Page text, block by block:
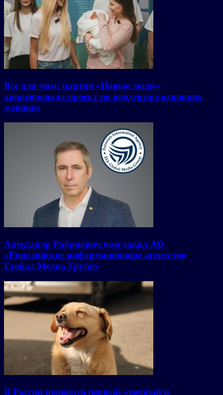
Все для мам: партия «Новые люди»
анонсировала проект по поддержке одиноких
женщин
Александр Рабинович возглавил АО
«Евразийское информационное агентство
Глобал Медиа Групп»
В России появился первый «вечный и